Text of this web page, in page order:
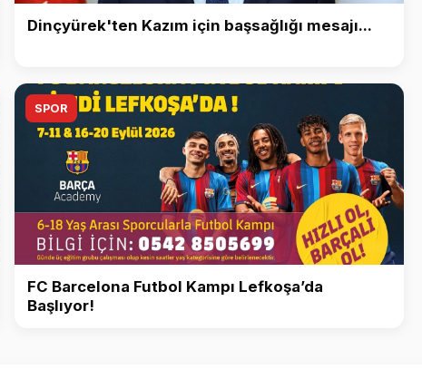
Dinçyürek'ten Kazım için başsağlığı mesajı...
SPOR
FC Barcelona Futbol Kampı Lefkoşa’da
Başlıyor!